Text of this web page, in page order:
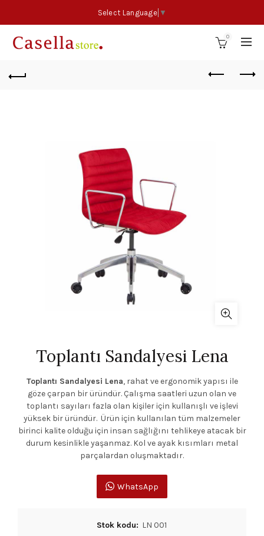
Select Language ▼
0
Toplantı Sandalyesi Lena
Toplantı Sandalyesi Lena, rahat ve ergonomik yapısı ile
göze çarpan bir üründür. Çalışma saatleri uzun olan ve
toplantı sayıları fazla olan kişiler için kullanışlı ve işlevi
yüksek bir üründür. Ürün için kullanılan tüm malzemeler
birinci kalite olduğu için insan sağlığını tehlikeye atacak bir
durum kesinlikle yaşanmaz. Kol ve ayak kısımları metal
parçalardan oluşmaktadır.
WhatsApp
Stok kodu: LN 001